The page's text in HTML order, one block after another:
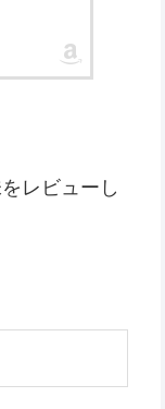
レビューし